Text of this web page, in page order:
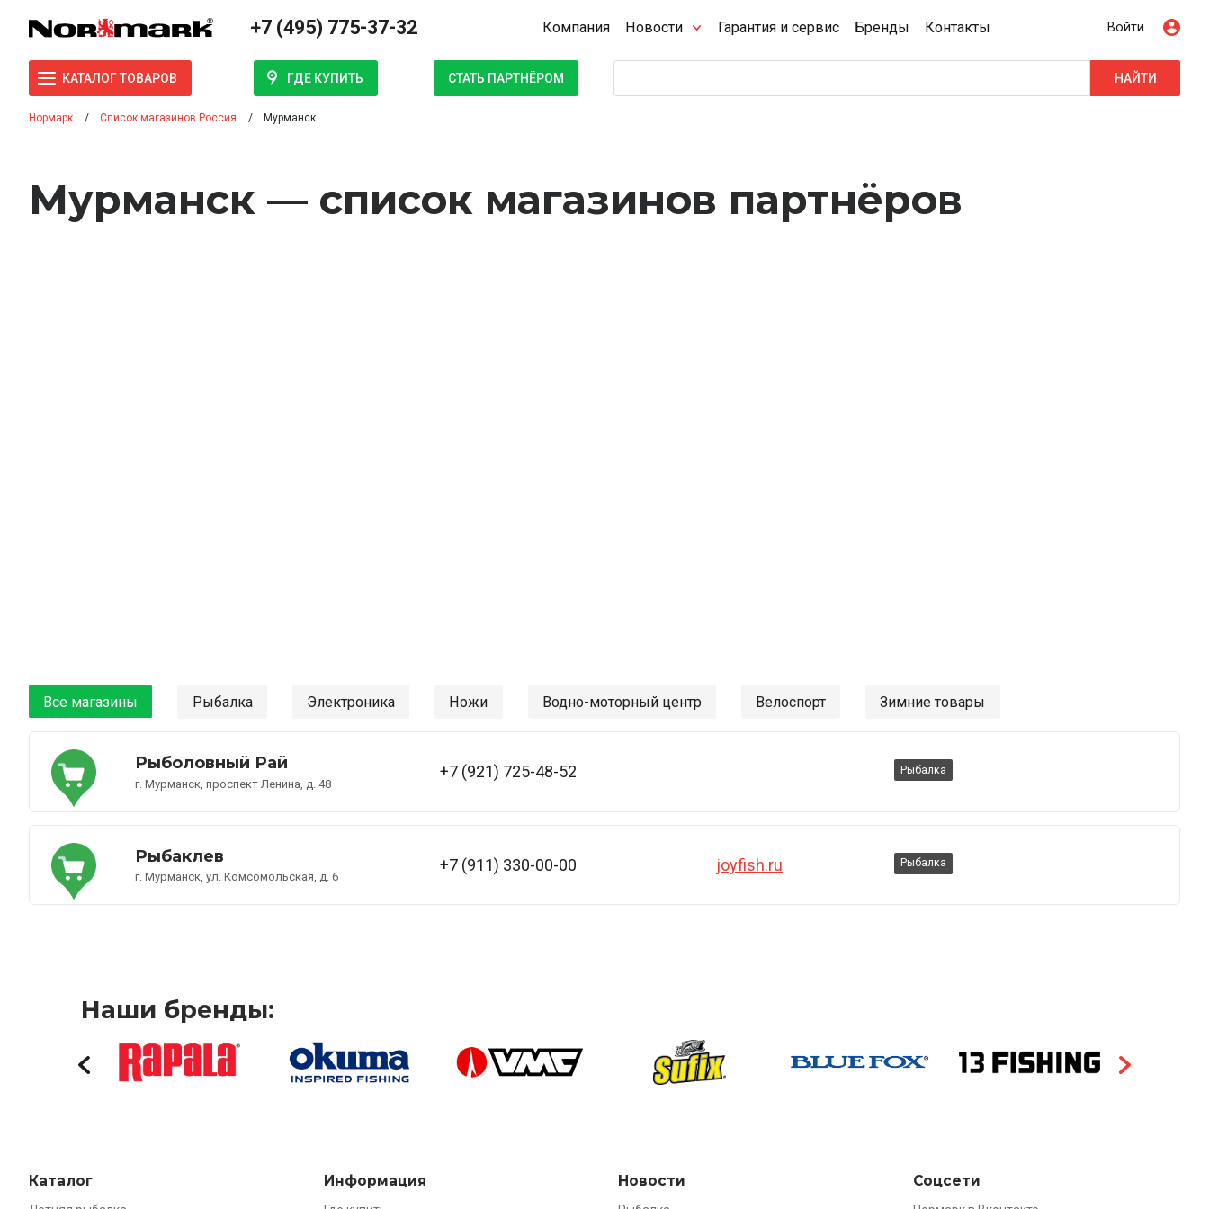
+7 (495) 775-37-32 Компания Новости Гарантия и сервис Бренды Контакты Войти
КАТАЛОГ ТОВАРОВ ГДЕ КУПИТЬ СТАТЬ ПАРТНЁРОМ НАЙТИ
Нормарк Список магазинов Россия Мурманск
Мурманск — список магазинов партнёров
Все магазины Рыбалка Электроника Ножи Водно-моторный центр Велоспорт Зимние товары
Рыболовный Рай
г. Мурманск, проспект Ленина, д. 48
+7 (921) 725-48-52 Рыбалка
Рыбаклев
г. Мурманск, ул. Комсомольская, д. 6
+7 (911) 330-00-00 joyfish.ru Рыбалка
Наши бренды:
Каталог Информация Новости Соцсети